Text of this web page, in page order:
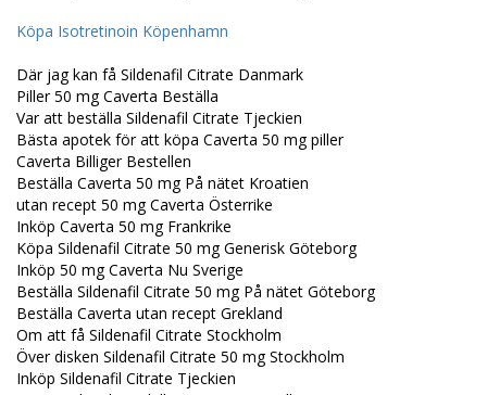
Köpa Isotretinoin Köpenhamn
Där jag kan få Sildenafil Citrate Danmark
Piller 50 mg Caverta Beställa
Var att beställa Sildenafil Citrate Tjeckien
Bästa apotek för att köpa Caverta 50 mg piller
Caverta Billiger Bestellen
Beställa Caverta 50 mg På nätet Kroatien
utan recept 50 mg Caverta Österrike
Inköp Caverta 50 mg Frankrike
Köpa Sildenafil Citrate 50 mg Generisk Göteborg
Inköp 50 mg Caverta Nu Sverige
Beställa Sildenafil Citrate 50 mg På nätet Göteborg
Beställa Caverta utan recept Grekland
Om att få Sildenafil Citrate Stockholm
Över disken Sildenafil Citrate 50 mg Stockholm
Inköp Sildenafil Citrate Tjeckien